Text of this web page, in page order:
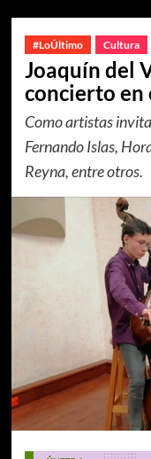
#LoÚltimo Cultura
Joaquín del
concierto
Como artistas
Fernando Islas,
Reyna, entre otros.